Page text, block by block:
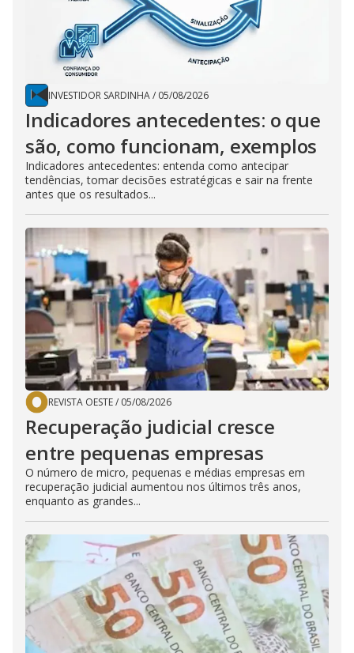
INVESTIDOR SARDINHA/ 05/08/2026
Indicadores antecedentes: o que
são, como funcionam, exemplos
Indicadores antecedentes: entenda como antecipar
tendências, tomar decisões estratégicas e sair na frente
antes que os resultados...
REVISTA OESTE/ 05/08/2026
Recuperação judicial cresce
entre pequenas empresas
O número de micro, pequenas e médias empresas em
recuperação judicial aumentou nos últimos três anos,
enquanto as grandes...